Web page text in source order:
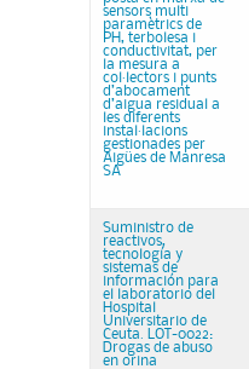
sensors multi
paramètrics de
PH, terbolesa i
conductivitat, per
la mesura a
col·lectors i punts
d’abocament
d’aigua residual a
les diferents
instal·lacions
gestionades per
Aigües de Manresa
SA
Suministro de
reactivos,
tecnología y
sistemas de
información para
el laboratorio del
Hospital
Universitario de
Ceuta. LOT-0022:
Drogas de abuso
en orina